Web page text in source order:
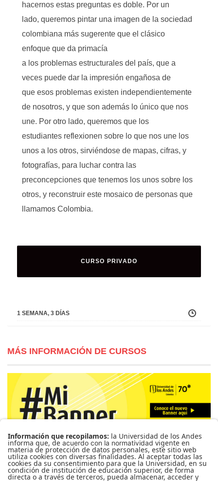
hacernos estas preguntas es doble. Por un
lado, queremos pintar una imagen de la sociedad
colombiana más sugerente que el clásico
enfoque que da primacía
a los problemas estructurales del país, que a
veces puede dar la impresión engañosa de
que esos problemas existen independientemente
de nosotros, y que son además lo único que nos
une. Por otro lado, queremos que los
estudiantes reflexionen sobre lo que nos une los
unos a los otros, sirviéndose de mapas, cifras, y
fotografías, para luchar contra las
preconcepciones que tenemos los unos sobre los
otros, y reconstruir este mosaico de personas que
llamamos Colombia.
CURSO PRIVADO
1 SEMANA, 3 DÍAS
MÁS INFORMACIÓN DE CURSOS
Para más información de cursos, horarios y cupos visite el
Sistema de Información Banner